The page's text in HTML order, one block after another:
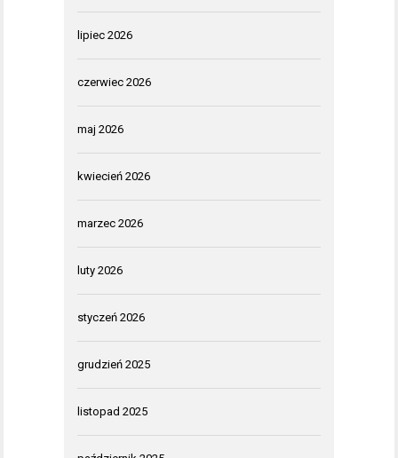
lipiec 2026
czerwiec 2026
maj 2026
kwiecień 2026
marzec 2026
luty 2026
styczeń 2026
grudzień 2025
listopad 2025